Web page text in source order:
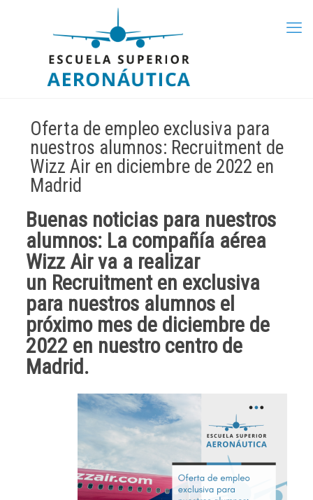
Oferta de empleo exclusiva para
nuestros alumnos: Recruitment de
Wizz Air en diciembre de 2022 en
Madrid
Buenas noticias para nuestros
alumnos: La compañía aérea
Wizz Airva a realizar
un Recruitment en exclusiva
para nuestros alumnos el
próximo mes de diciembre de
2022 en nuestro centro de
Madrid.